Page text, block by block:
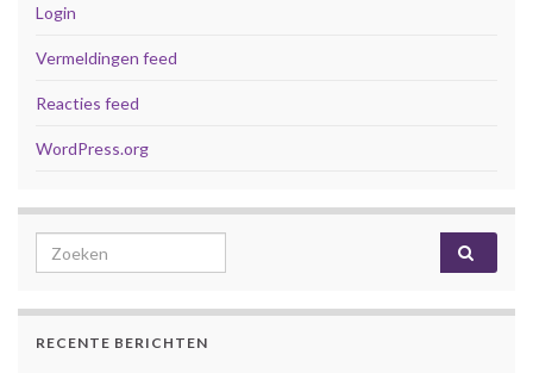
Login
Vermeldingen feed
Reacties feed
WordPress.org
Search for:
RECENTE BERICHTEN